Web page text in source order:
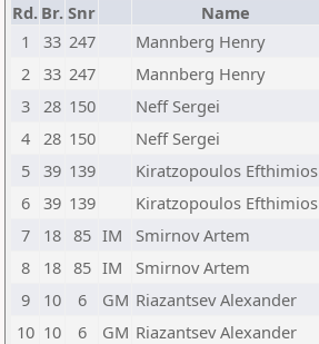
Rd. Br. Snr Name
1
33 247 Mannberg Henry
2
33 247 Mannberg Henry
3
28 150 Neff Sergei
4
28 150 Neff Sergei
5
39 139 Kiratzopoulos Efthimios
6
39 139 Kiratzopoulos Efthimios
7
18 85 IM Smirnov Artem
8
18 85 IM Smirnov Artem
9
10 6 GM Riazantsev Alexander
10 10 6 GM Riazantsev Alexander